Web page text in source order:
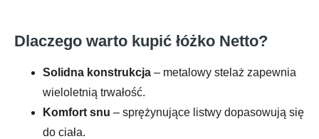
Dlaczego warto kupić łóżko Netto?
Solidna konstrukcja – metalowy stelaż zapewnia
wieloletnią trwałość.
Komfort snu – sprężynujące listwy dopasowują się
do ciała.